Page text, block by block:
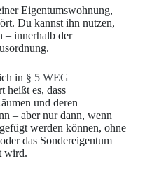
Eigentumswohnung,
Du kannst ihn nutzen,
– innerhalb der
in § 5 WEG
heißt es, dass
und deren
– aber nur dann, wenn
werden können, ohne
das Sondereigentum
wird.